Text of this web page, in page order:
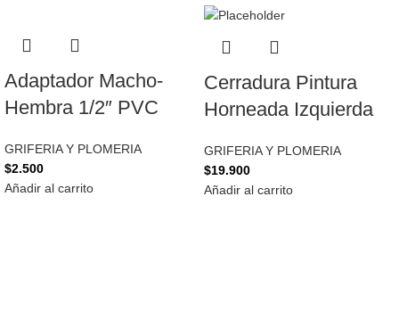
Adaptador Macho-
Hembra 1/2″ PVC
GRIFERIA Y PLOMERIA
$2.500
Añadir al carrito
Cerradura Pintura
Horneada Izquierda
GRIFERIA Y PLOMERIA
$19.900
Añadir al carrito